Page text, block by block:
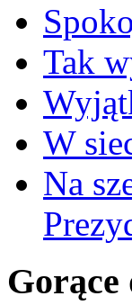
Tak
W
Na
Gorące